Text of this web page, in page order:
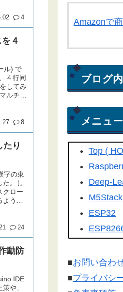
4
４
ル) で
４行同
してみ
ルチタ
8
たり
字の東
た。し
クロー
うに
24
動防
IDE
や、
たこと
を取得
くださ
Yahoo!
2022/
工学社
オー）
を転載
こちら
いただ
ます！
紹介さ
ます。
Amazonで
ブログ
メニュー
Top (
Deep-
M5Stack
ESP32
Firebase
センサー
■お問い合わ
■プライバシ